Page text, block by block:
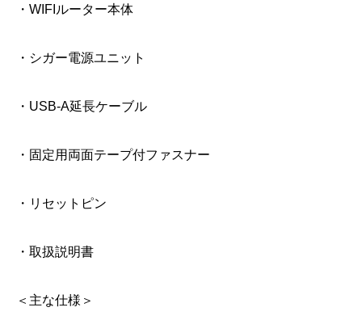
・WIFIルーター本体
・シガー電源ユニット
・USB-A延長ケーブル
・固定用両面テープ付ファスナー
・リセットピン
・取扱説明書
＜主な仕様＞